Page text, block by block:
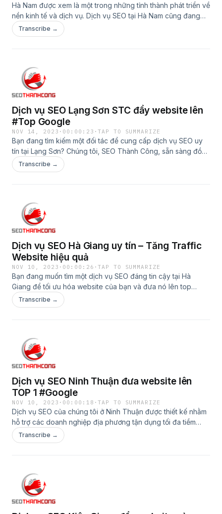
Hà Nam được xem là một trong những tỉnh thành phát triển về
nền kinh tế và dịch vụ. Dịch vụ SEO tại Hà Nam cũng đang
thu hút sự quan tâm từ các doanh nghiệp, bất kể kích thước.
Xem: https://seothanhcong.vn/dich-vu-seo-ha-nam/
Transcribe →
Dịch vụ SEO Lạng Sơn STC đẩy website lên
#Top Google
NOV 14, 2023 · 00:00:23 ·TAP TO SUMMARIZE
Bạn đang tìm kiếm một đối tác để cung cấp dịch vụ SEO uy
tín tại Lạng Sơn? Chúng tôi, SEO Thành Công, sẵn sàng đồng
hành cùng bạn để nâng cao thứ hạng trang web trên
Google. XEM THÊM: https://seothanhcong.vn/dich-vu-seo-
Transcribe →
Dịch vụ SEO Hà Giang uy tín – Tăng Traffic
Website hiệu quả
NOV 10, 2023 · 00:00:26 ·TAP TO SUMMARIZE
Bạn đang muốn tìm một dịch vụ SEO đáng tin cậy tại Hà
Giang để tối ưu hóa website của bạn và đưa nó lên top
Google? Xem thêm: https://seothanhcong.vn/dich-vu-seo-
ha-giang/
Transcribe →
Dịch vụ SEO Ninh Thuận đưa website lên
TOP 1 #Google
NOV 10, 2023 · 00:00:18 ·TAP TO SUMMARIZE
Dịch vụ SEO của chúng tôi ở Ninh Thuận được thiết kế nhằm
hỗ trợ các doanh nghiệp địa phương tận dụng tối đa tiềm
năng của Internet để thúc đẩy sự phát triển kinh doanh. Xem
thêm: https://seothanhcong.vn/dich-vu-seo-ninh-thuan/
Transcribe →